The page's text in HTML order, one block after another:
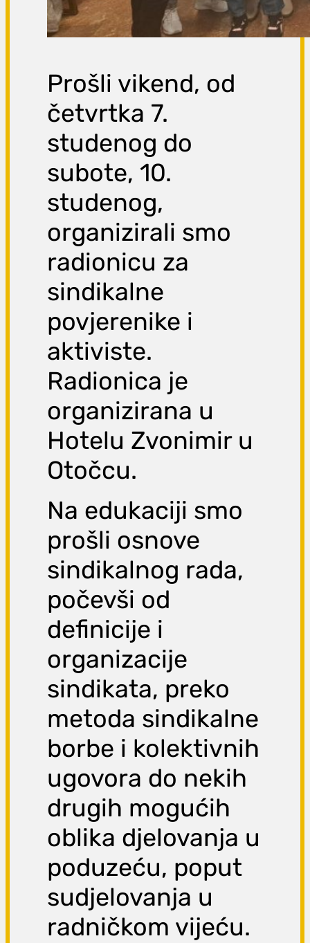
Prošli vikend, od
četvrtka 7.
studenog do
subote, 10.
studenog,
organizirali smo
radionicu za
sindikalne
povjerenike i
aktiviste.
Radionica je
organizirana u
Hotelu Zvonimir u
Otočcu.
Na edukaciji smo
prošli osnove
sindikalnog rada,
počevši od
definicije i
organizacije
sindikata, preko
metoda sindikalne
borbe i kolektivnih
ugovora do nekih
drugih mogućih
oblika djelovanja u
poduzeću, poput
sudjelovanja u
radničkom vijeću.